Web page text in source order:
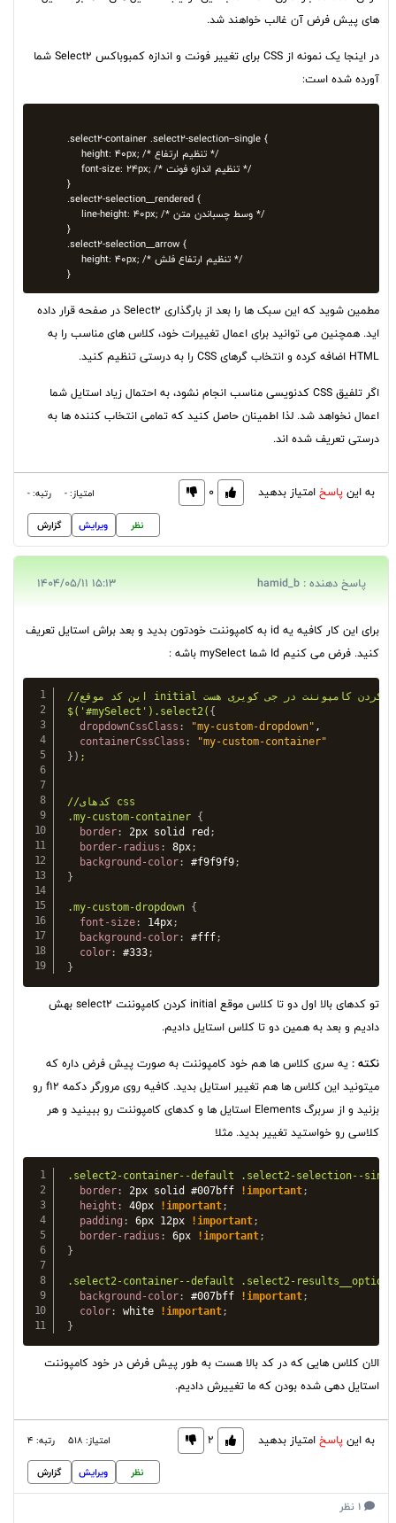
های پیش فرض آن غالب خواهند شد.
در اینجا یک نمونه از CSS برای تغییر فونت و اندازه کمبوباکس Select2 شما
آورده شده است:
.select2-container .select2-selection--single {
    height: 40px; /* تنظیم ارتفاع */
    font-size: 24px; /* تنظیم اندازه فونت */
}
.select2-selection__rendered {
    line-height: 40px; /* وسط چسباندن متن */
}
.select2-selection__arrow {
    height: 40px; /* تنظیم ارتفاع فلش */
مطمین شوید که این سبک ها را بعد از بارگذاری Select2 در صفحه قرار داده
اید. همچنین می توانید برای اعمال تغییرات خود، کلاس های مناسب را به
HTML اضافه کرده و انتخاب گرهای CSS را به درستی تنظیم کنید.
اگر تلفیق CSS کدنویسی مناسب انجام نشود، به احتمال زیاد استایل شما
اعمال نخواهد شد. لذا اطمینان حاصل کنید که تمامی انتخاب کننده ها به
درستی تعریف شده اند.
به اینپاسخامتیاز بدهید 0 امتیاز: -
رتبه: -
نظر
ویرایش گزارش
پاسخ دهنده : hamid_b 15:13 1404/05/11
برای این کار کافیه یه id به کامپوننت خودتون بدید و بعد براش استایل تعریف
کنید. فرض می کنیم Id شما mySelect باشه :
//این کد موقع initial کردن کامپوننت در جی کویری هست.
$('#mySelect').select2( {
dropdownCssClass : "my-custom-dropdown" ,
containerCssClass :
"my-custom-container"
} ) ;
//کدهای css
.my-custom-container {
border : 2px solid red ;
border-radius : 8px;
background-color : #f9f9f9;
}
.my-custom-dropdown {
font-size : 14px;
background-color : #fff;
color : #333;
}
تو کدهای بالا اول دو تا کلاس موقع initial کردن کامپوننت select2 بهش
دادیم و بعد به همین دو تا کلاس استایل دادیم.
نکته :یه سری کلاس ها هم خود کامپوننت به صورت پیش فرض داره که
میتونید این کلاس ها هم تغییر استایل بدید. کافیه روی مرورگر دکمه f12 رو
بزنید و از سربرگ Elements استایل ها و کدهای کامپوننت رو ببینید و هر
کلاسی رو خواستید تغییر بدید. مثلا
.select2-container--default .select2-selection--
border : 2px solid #007bff !important;
height : 40px !important;
padding : 6px 12px !important;
border-radius : 6px !important;
}
.select2-container--default .select2-
background-color : #007bff !important;
color : white !important;
}
الان کلاس هایی که در کد بالا هست به طور پیش فرض در خود کامپوننت
استایل دهی شده بودن که ما تغییرش دادیم.
به اینپاسخامتیاز بدهید 2 امتیاز: 518
رتبه: 4
نظر
ویرایش گزارش